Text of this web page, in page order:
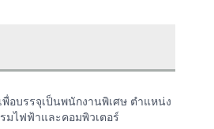
อบรรจุเป็นพนักงานพิเศษ ตำแหน่ง
มไฟฟ้าและคอมพิวเตอร์